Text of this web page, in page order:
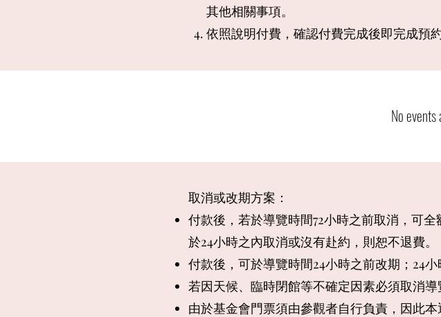
其他相關事項。
依照說明付費， 確認​付費完成後即完成預約
No
取消或改期方案：
付款後，若於導覽時間72小時之前取消，可
於24小時之內取消或沒有赴約，則恕不退費。
付款後，可於導覽時間24小時之前改期；24
若因天候、臨時閉館等不確定因素必須取消
由於基金會門票須由參觀者自行負責，因此